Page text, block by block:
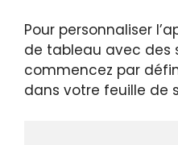
Pour personnaliser
de tableau avec des
commencez par
dans votre feuille de